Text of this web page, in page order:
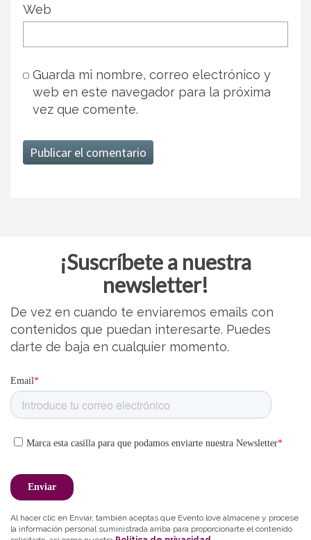
Web
Guarda mi nombre, correo electrónico y
web en este navegador para la próxima
vez que comente.
¡Suscríbete a nuestra
newsletter!
De vez en cuando te enviaremos emails con
contenidos que puedan interesarte. Puedes
darte de baja en cualquier momento.
Al hacer clic en Enviar, también aceptas que Evento.love almacene y procese
la información personal suministrada arriba para proporcionarte el contenido